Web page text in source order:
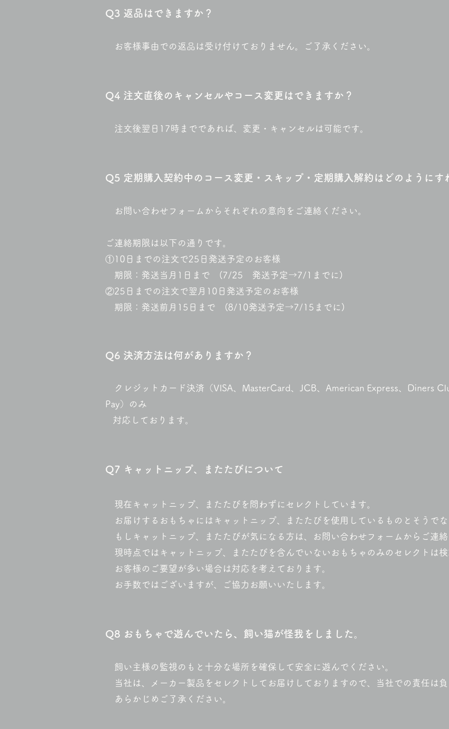
Q3 返品はできますか？
お客様事由での返品は受け付けておりません。ご了承ください。
Q4 注文直後のキャンセルやコース変更はできますか？
注文後翌日17時までであれば、変更・キャンセルは可能です。
Q5 定期購入契約中のコース変更・スキップ・定期購入解約はどのようにす
お問い合わせフォームからそれぞれの意向をご連絡ください。
ご連絡期限は以下の通りです。
①10日までの注文で25日発送予定のお客様
期限：発送当月1日まで (7/25 発送予定→7/1までに)
②25日までの注文で翌月10日発送予定のお客様
期限：発送前月15日まで (8/10発送予定→7/15までに)
Q6 決済方法は何がありますか？
クレジットカード決済（VISA、MasterCard、JCB、American Express、Diners
Pay）のみ
対応しております。
Q7 キャットニップ、またたびについて
現在キャットニップ、またたびを問わずにセレクトしています。
お届けするおもちゃにはキャットニップ、またたびを使用しているものとそうで
もしキャットニップ、またたびが気になる方は、お問い合わせフォームからご連
現時点ではキャットニップ、またたびを含んでいないおもちゃのみのセレクトは
お客様のご要望が多い場合 は対応を考えております。
お手数ではございますが、ご協力お願いいたします。
Q8 おもちゃで遊んでいたら、飼い猫が怪我をしました。
飼い主様の監視のもと十分な場所を確保して安全に遊んでください。
当社は、メーカー製品をセレクトしてお届けしておりますので、当社での責任は
あらかじめご了承ください。